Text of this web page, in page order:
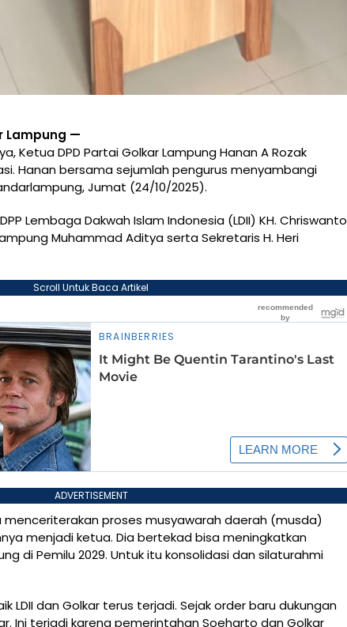
Lampung —
Ketua DPD Partai Golkar Lampung Hanan A Rozak
Hanan bersama sejumlah pengurus menyambangi
Jumat (24/10/2025).
Lembaga Dakwah Islam Indonesia (LDII) KH. Chriswanto
Muhammad Aditya serta Sekretaris H. Heri
Scroll Untuk Baca Artikel
ADVERTISEMENT
proses musyawarah daerah (musda)
menjadi ketua. Dia bertekad bisa meningkatkan
di Pemilu 2029. Untuk itu konsolidasi dan silaturahmi
LDII dan Golkar terus terjadi. Sejak order baru dukungan
Ini terjadi karena pemerintahan Soeharto dan Golkar